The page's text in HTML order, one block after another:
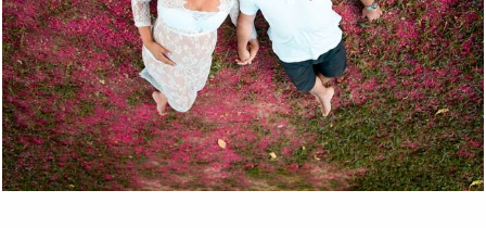
2234 65